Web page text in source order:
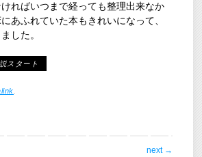
ればいつまで経っても整理出来なか
あふれていた本もきれいになって、
した。
スタート
.
next →